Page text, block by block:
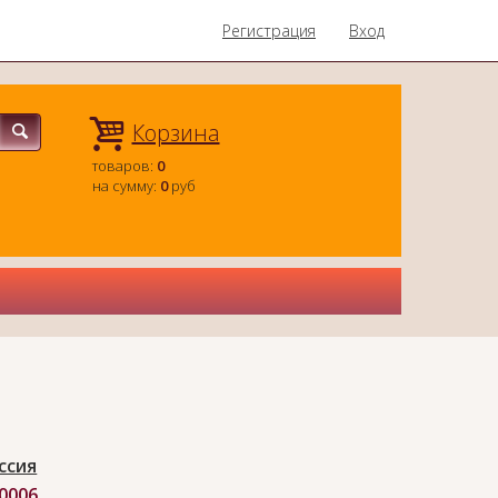
Регистрация Вход
Корзина
товаров: 0
на сумму: 0руб